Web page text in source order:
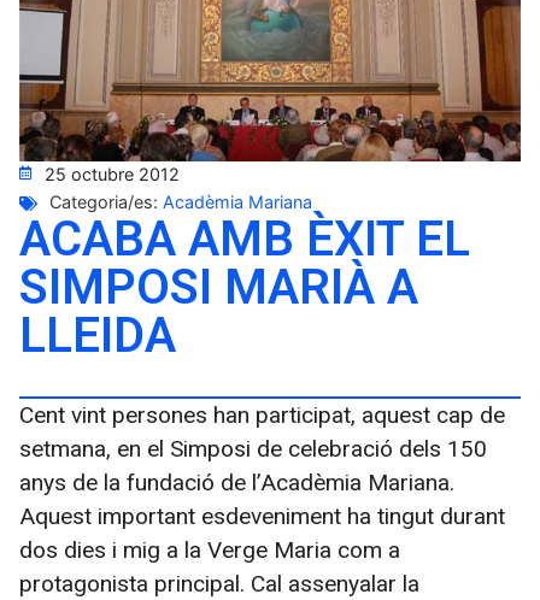
25 octubre 2012
Categoria/es: Acadèmia Mariana
ACABA AMB ÈXIT EL
SIMPOSI MARIÀ A
LLEIDA
Cent vint persones han participat, aquest cap de
setmana, en el Simposi de celebració dels 150
anys de la fundació de l’Acadèmia Mariana.
Aquest important esdeveniment ha tingut durant
dos dies i mig a la Verge Maria com a
protagonista principal. Cal assenyalar la